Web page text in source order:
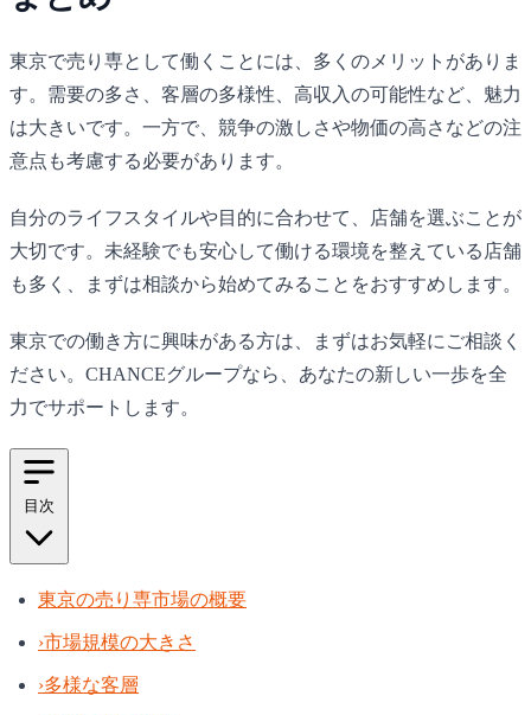
東京で売り専として働くことには、多くのメリットがありま
す。需要の多さ、客層の多様性、高収入の可能性など、魅力
は大きいです。一方で、競争の激しさや物価の高さなどの注
意点も考慮する必要があります。
自分のライフスタイルや目的に合わせて、店舗を選ぶことが
大切です。未経験でも安心して働ける環境を整えている店舗
も多く、まずは相談から始めてみることをおすすめします。
東京での働き方に興味がある方は、まずはお気軽にご相談く
ださい。 CHANCEグループなら、あなたの新しい一歩を全
力でサポートします。
目次
東京の売り専市場の概要
›市場規模の大きさ
›多様な客層